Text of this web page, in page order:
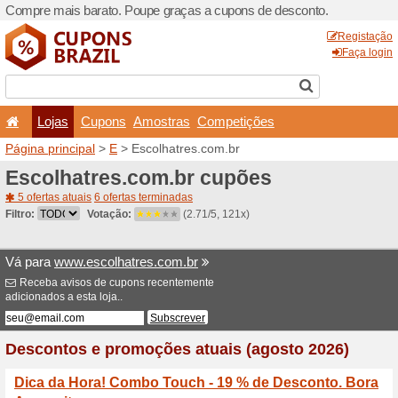
Compre mais barato.
Lojas Cupons
Página principal>E>